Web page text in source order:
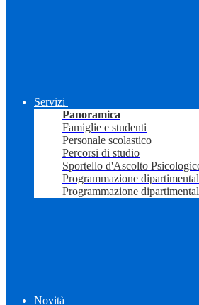
Servizi
Panoramica
Famiglie e studenti
Personale scolastico
Percorsi di studio
Sportello d'Ascolto
Programmazione
Programmazione
Novità